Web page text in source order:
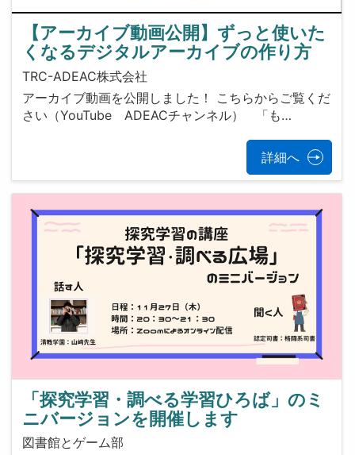
【アーカイブ動画公開】ずっと使いた
くなるデジタルアーカイブの作り方
TRC-ADEAC株式会社
アーカイブ動画を公開しました！ こちらからご覧くだ
さい（YouTube ADEACチャンネル） 「も…
詳細へ
「探究学習・調べる学習ひろば」のミ
ニバージョンを開催します
図書館とゲーム部